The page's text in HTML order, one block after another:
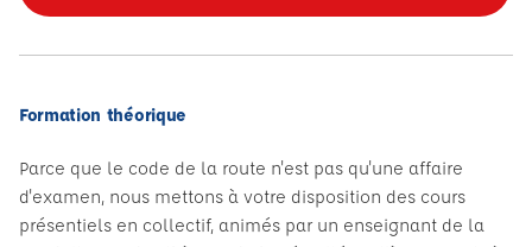
Formation théorique
Parce que le code de la route n'est pas qu'une affaire
d'examen, nous mettons à votre disposition des cours
présentiels en collectif, animés par un enseignant de la